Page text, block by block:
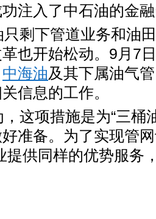
注入了中石油的金
只剩下管道业务和油
也开始松动。9月7
中海油及其下属油气
信息的工作。
这项措施是为“三桶
准备。为了实现管
提供同样的优势服务